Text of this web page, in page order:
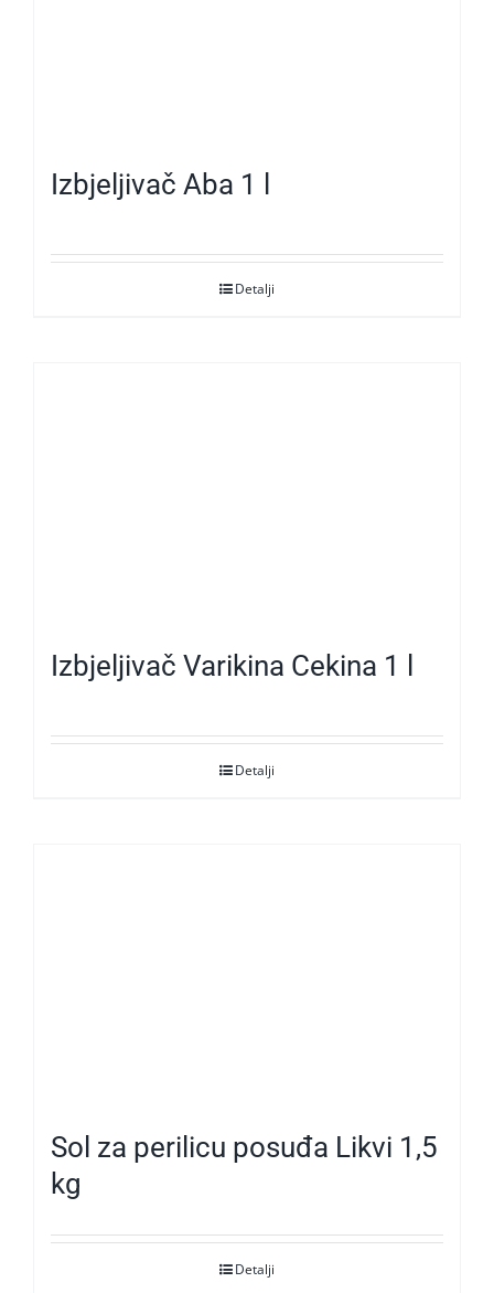
Izbjeljivač Aba 1 l
Detalji
Izbjeljivač Varikina Cekina 1 l
Detalji
Sol za perilicu posuđa Likvi 1,5
kg
Detalji